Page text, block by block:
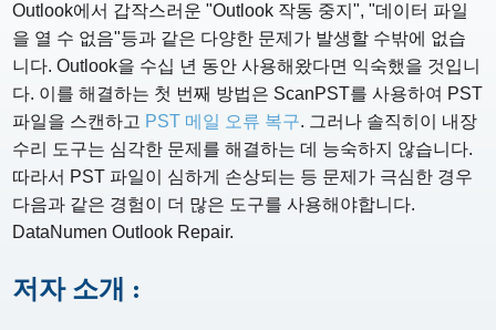
Outlook에서 갑작스러운 "Outlook 작동 중지", "데이터 파일
을 열 수 없음"등과 같은 다양한 문제가 발생할 수밖에 없습
니다. Outlook을 수십 년 동안 사용해왔다면 익숙했을 것입니
다. 이를 해결하는 첫 번째 방법은 ScanPST를 사용하여 PST
파일을 스캔하고 PST 메일 오류 복구. 그러나 솔직히이 내장
수리 도구는 심각한 문제를 해결하는 데 능숙하지 않습니다.
따라서 PST 파일이 심하게 손상되는 등 문제가 극심한 경우
다음과 같은 경험이 더 많은 도구를 사용해야합니다.
DataNumen Outlook Repair.
저자 소개 :